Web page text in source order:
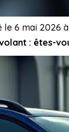
: êtes-
le 6 mai 2026 à